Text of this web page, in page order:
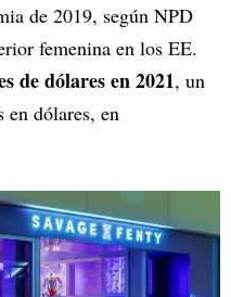
de 2019, según NPD
femenina en los EE.
de dólares en 2021, un
en dólares, en